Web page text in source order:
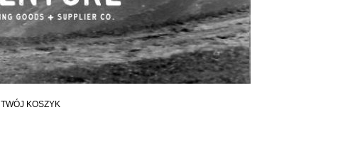
TWÓJ KOSZYK